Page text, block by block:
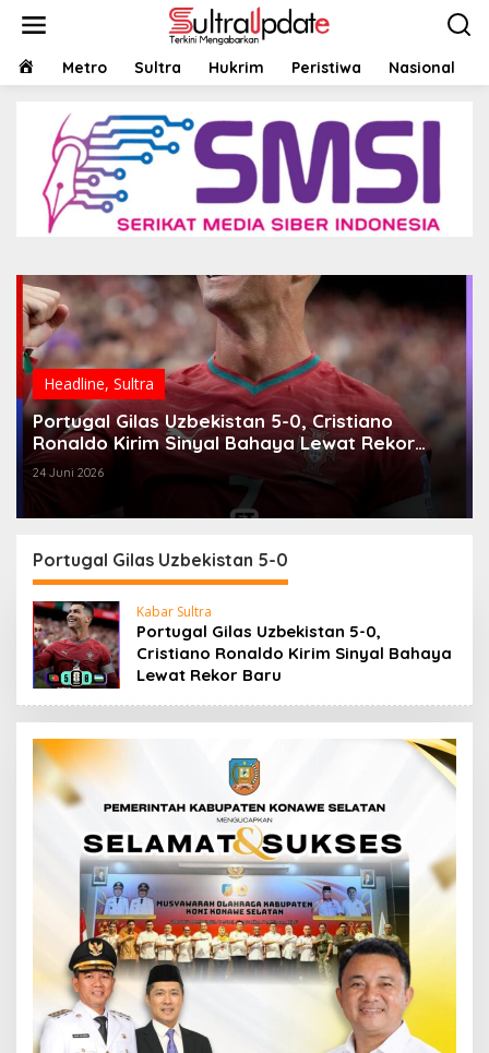
HOMEMetro Sultra Hukrim Peristiwa Nasional
Headline, Sultra
Portugal Gilas Uzbekistan 5-0, Cristiano
Ronaldo Kirim Sinyal Bahaya Lewat Rekor
Baru
24 Juni 2026
Portugal Gilas Uzbekistan 5-0
Kabar Sultra
Portugal Gilas Uzbekistan 5-0,
Cristiano Ronaldo Kirim Sinyal Bahaya
Lewat Rekor Baru